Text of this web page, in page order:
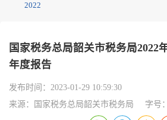
2022
国家税务总局韶关市税务局2022
年度报告
发布时间： 2023-01-29 10:59:30
来源：
国家税务总局韶关市税务局 字号：